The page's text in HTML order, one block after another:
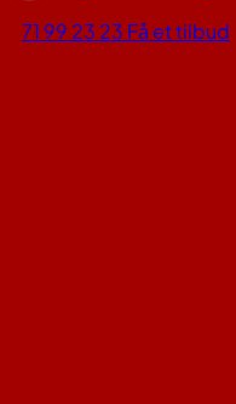
71 99 23 23 Få et tilbud